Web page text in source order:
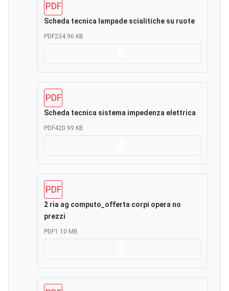
PDF
Scheda tecnica lampade scialitiche su ruote
PDF234.96 KB
PDF
Scheda tecnica sistema impedenza elettrica
PDF420.99 KB
PDF
2 ria ag computo_offerta corpi opera no
prezzi
PDF1.10 MB